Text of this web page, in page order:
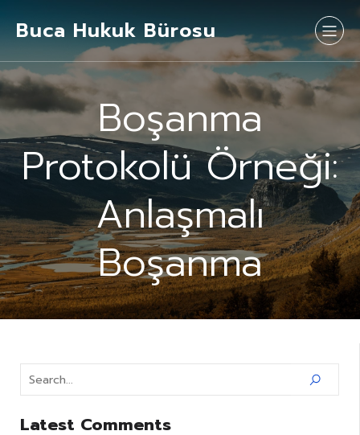
Buca Hukuk Bürosu
Boşanma
Protokolü Örneği:
Anlaşmalı
Boşanma
Latest Comments